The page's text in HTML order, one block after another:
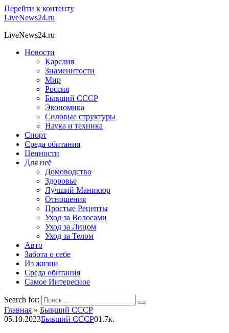
Перейти к контенту
LiveNews24.ru
LiveNews24.ru
Новости
Карелия
Знаменитости
Мир
Россия
Бывший СССР
Экономика
Силовые структуры
Наука и техника
Спорт
Среда обитания
Ценности
Для неё
Домоводство
Здоровье
Лучший Маникюр
Отношения
Простые Рецепты
Уход за Волосами
Уход за Лицом
Уход за Телом
Авто
Забота о себе
Из жизни
Среда обитания
Самое Интересное
Search for:
Главная » Бывший СССР
05.10.2023Бывший СССР01.7к.